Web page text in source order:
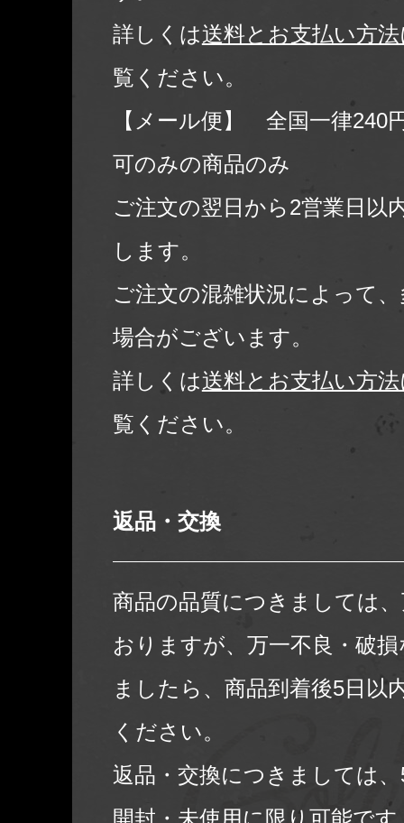
詳しくは送料とお支払い方
覧ください。
【メール便】 全国一律240
可のみの商品のみ
ご注文の翌日から2営業日以
します。
ご注文の混雑状況によって
場合がございます。
詳しくは送料とお支払い方
覧ください。
返品・交換
商品の品質につきましては
おりますが、万一不良・破
ましたら、商品到着後5日以
ください。
返品・交換につきましては
開封・未使用に限り可能です